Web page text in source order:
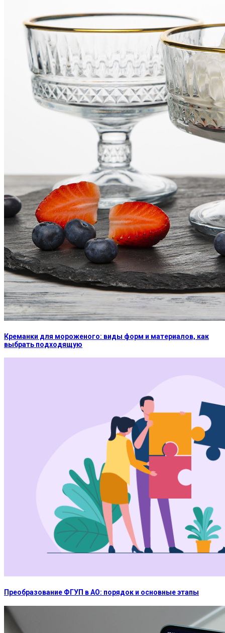
Креманки для мороженого: виды форм и материалов, как
выбрать подходящую
Преобразование ФГУП в АО: порядок и основные этапы